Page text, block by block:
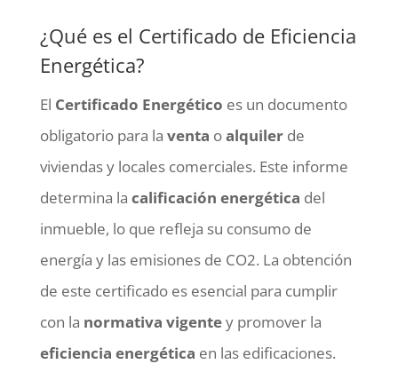
¿Qué es el Certificado de Eficiencia
Energética?
El Certificado Energético es un documento
obligatorio para la venta oalquilerde
viviendas y locales comerciales. Este informe
determina la calificación energética del
inmueble, lo que refleja su consumo de
energía y las emisiones de CO2. La obtención
de este certificado es esencial para cumplir
con la normativa vigentey promover la
eficiencia energética en las edificaciones.